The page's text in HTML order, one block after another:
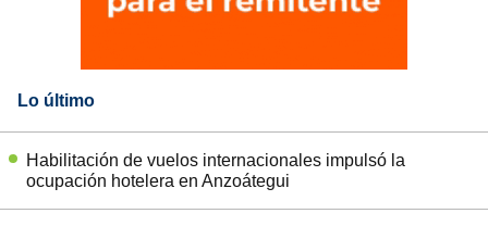
Lo último
Habilitación de vuelos internacionales impulsó la
ocupación hotelera en Anzoátegui